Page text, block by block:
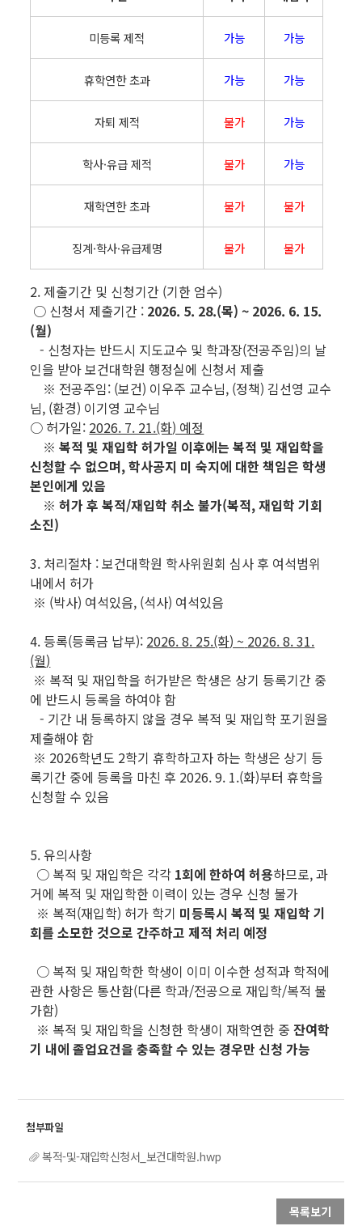
미등록 제적 가능 가능
휴학연한 초과 가능 가능
자퇴 제적 불가 가능
학사·유급 제적 불가 가능
재학연한 초과 불가 불가
징계·학사·유급제명 불가 불가
2. 제출기간 및 신청기간 (기한 엄수)
○ 신청서 제출기간 : 2026. 5. 28.(목) ~ 2026. 6. 15.
(월)
- 신청자는 반드시 지도교수 및 학과장(전공주임)의 날
인을 받아 보건대학원 행정실에 신청서 제출
※ 전공주임: (보건) 이우주 교수님, (정책) 김선영 교수
님, (환경) 이기영 교수님
○ 허가일: 2026. 7. 21.(화) 예정
※ 복적 및 재입학 허가일 이후에는 복적 및 재입학을
신청할 수 없으며,학사공지 미 숙지에 대한 책임은 학생
본인에게 있음
※ 허가 후 복적/재입학 취소 불가(복적, 재입학 기회
소진)
3. 처리절차 : 보건대학원 학사위원회 심사 후 여석범위
내에서 허가
※ (박사) 여석있음, (석사) 여석있음
4. 등록(등록금 납부): 2026. 8. 25.(화) ~ 2026. 8. 31.
(월)
※ 복적 및 재입학을 허가받은 학생은 상기 등록기간 중
에 반드시 등록을 하여야 함
- 기간 내 등록하지 않을 경우 복적 및 재입학 포기원을
제출해야 함
※ 2026학년도 2학기 휴학하고자 하는 학생은 상기 등
록기간 중에 등록을 마친 후 2026. 9. 1.(화)부터 휴학을
신청할 수 있음
5. 유의사항
○ 복적 및 재입학은 각각 1회에 한하여 허용하므로, 과
거에 복적 및 재입학한 이력이 있는 경우 신청 불가
※ 복적(재입학) 허가 학기 미등록시 복적 및 재입학 기
회를 소모한 것으로 간주하고 제적 처리 예정
○ 복적 및 재입학한 학생이 이미 이수한 성적과 학적에
관한 사항은 통산함(다른 학과/전공으로 재입학/복적 불
가함)
※ 복적 및 재입학을 신청한 학생이 재학연한 중잔여학
기 내에 졸업요건을 충족할 수 있는 경우만 신청 가능
복적-및-재입학신청서_보건대학원.hwp
목록보기